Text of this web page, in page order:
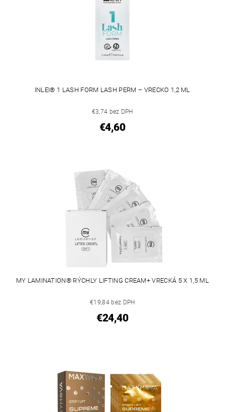
INLEI® 1 LASH FORM LASH PERM – VRECKO 1,2 ML
€3,74 bez DPH
€4,60
MY LAMINATION® RÝCHLY LIFTING CREAM+ VRECKÁ 5 X 1,5 ML
€19,84 bez DPH
€24,40